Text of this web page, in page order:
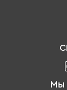
Мы